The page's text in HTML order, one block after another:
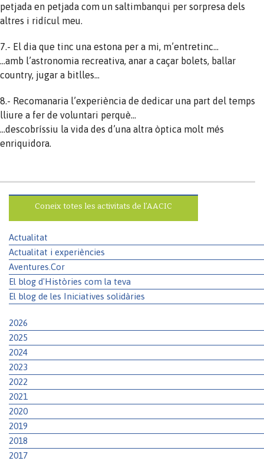
petjada en petjada com un saltimbanqui per sorpresa dels
altres i ridícul meu.
7.- El dia que tinc una estona per a mi, m’entretinc…
…amb l’astronomia recreativa, anar a caçar bolets, ballar
country, jugar a bitlles…
8.- Recomanaria l’experiència de dedicar una part del temps
lliure a fer de voluntari perquè…
…descobríssiu la vida des d’una altra òptica molt més
enriquidora.
Coneix totes les activitats de l’AACIC
Actualitat
Actualitat i experiències
Aventures.Cor
El blog d'Històries com la teva
El blog de les Iniciatives solidàries
2026
2025
2024
2023
2022
2021
2020
2019
2018
2017